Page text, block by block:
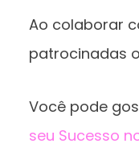
Ao colaborar
patrocinadas
Você pode
seu Sucesso